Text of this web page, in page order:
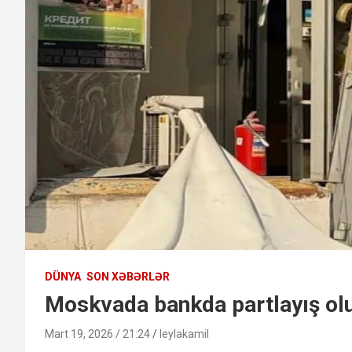
DÜNYA SON XƏBƏRLƏR
Moskvada bankda partlayış
Mart 19, 2026 / 21:24 leylakamil